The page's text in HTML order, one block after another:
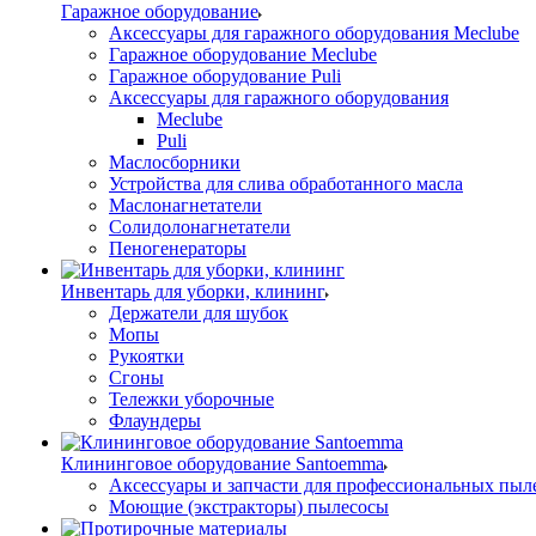
Гаражное оборудование
Аксессуары для гаражного оборудования Meclube
Гаражное оборудование Meclube
Гаражное оборудование Puli
Аксессуары для гаражного оборудования
Meclube
Puli
Маслосборники
Устройства для слива обработанного масла
Маслонагнетатели
Солидолонагнетатели
Пеногенераторы
Инвентарь для уборки, клининг
Держатели для шубок
Мопы
Рукоятки
Сгоны
Тележки уборочные
Флаундеры
Клининговое оборудование Santoemma
Аксессуары и запчасти для профессиональных
Моющие (экстракторы) пылесосы